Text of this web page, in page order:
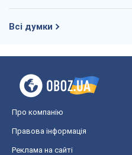
Всі думки
Про компанію
Правова інформація
Реклама на сайті